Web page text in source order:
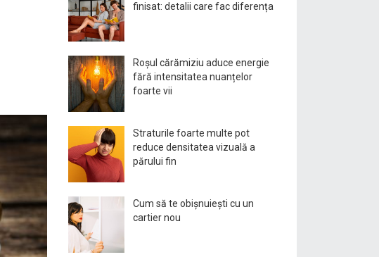
finisat: detalii care fac diferența
Roșul cărămiziu aduce energie
fără intensitatea nuanțelor
foarte vii
Straturile foarte multe pot
reduce densitatea vizuală a
părului fin
Cum să te obișnuiești cu un
cartier nou